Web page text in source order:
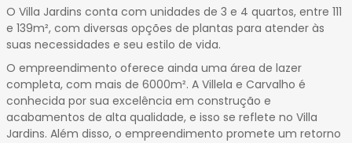
20
21
22
23
24
25
26
O Villa Jardins conta com unidades de 3 e 4 quartos, entre 111
e 139m², com diversas opções de plantas para atender às
suas necessidades e seu estilo de vida.
O empreendimento oferece ainda uma área de lazer
completa, com mais de 6000m². A Villela e Carvalho é
conhecida por sua excelência em construção e
acabamentos de alta qualidade, e isso se reflete no Villa
Jardins. Além disso, o empreendimento promete um retorno